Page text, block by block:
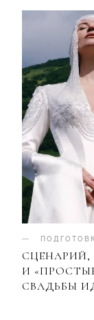
СЦЕНАРИЙ,
И
СВАДЬБЫ